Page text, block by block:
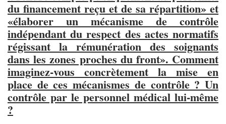
du financement reçu et de sa répartition» et
«élaborer un mécanisme de contrôle
indépendant du respect des actes normatifs
régissant la rémunération des soignants
dans les zones proches du front». Comment
imaginez-vous concrètement la mise en
place de ces mécanismes de contrôle ? Un
contrôle par le personnel médical lui-même
?